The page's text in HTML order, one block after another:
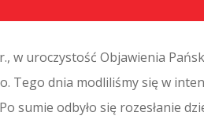
w uroczystość Objawienia
Tego dnia modliliśmy się w
sumie odbyło się rozesłanie